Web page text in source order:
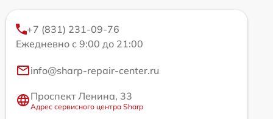
+7 (831) 231-09-76
Ежедневно с 9:00 до 21:00
info@sharp-repair-center.ru
Проспект Ленина, 33
Адрес сервисного центра Sharp